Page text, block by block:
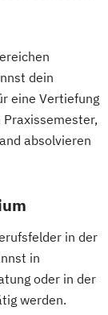
dein
eine Vertiefung
absolvieren
in der
in
oder in der
werden.